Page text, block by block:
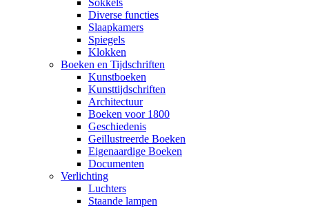
Sokkels
Diverse functies
Slaapkamers
Spiegels
Klokken
Boeken en Tijdschriften
Kunstboeken
Kunsttijdschriften
Architectuur
Boeken voor 1800
Geschiedenis
Geillustreerde Boeken
Eigenaardige Boeken
Documenten
Verlichting
Luchters
Staande lampen